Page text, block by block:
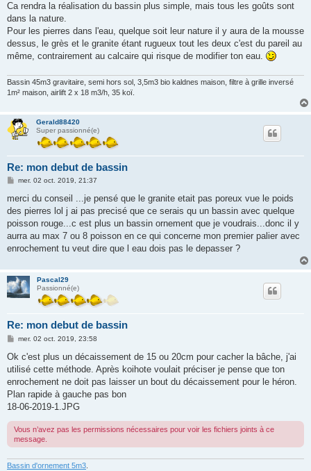
Ca rendra la réalisation du bassin plus simple, mais tous les goûts sont
dans la nature.
Pour les pierres dans l'eau, quelque soit leur nature il y aura de la mousse
dessus, le grès et le granite étant rugueux tout les deux c'est du pareil au
même, contrairement au calcaire qui risque de modifier ton eau.
Bassin 45m3 gravitaire, semi hors sol, 3,5m3 bio kaldnes maison, filtre à grille inversé
1m² maison, airlift 2 x 18 m3/h, 35 koï.
Gerald88420
Super passionné(e)
Re: mon debut de bassin
M
s
a
g
mer. 02 oct. 2019, 21:37
merci du conseil ...je pensé que le granite etait pas poreux vue le poids
des pierres lol j ai pas precisé que ce serais qu un bassin avec quelque
poisson rouge...c est plus un bassin ornement que je voudrais...donc il y
aurra au max 7 ou 8 poisson en ce qui concerne mon premier palier avec
enrochement tu veut dire que l eau dois pas le depasser ?
Pascal29
Passionné(e)
Re: mon debut de bassin
M
s
a
g
mer. 02 oct. 2019, 23:58
Ok c'est plus un décaissement de 15 ou 20cm pour cacher la bâche, j'ai
utilisé cette méthode. Après koihote voulait préciser je pense que ton
enrochement ne doit pas laisser un bout du décaissement pour le héron.
Plan rapide à gauche pas bon
18-06-2019-1.JPG
Vous n’avez pas les permissions nécessaires pour voir les fichiers joints à ce
message.
Bassin d'ornement 5m3.